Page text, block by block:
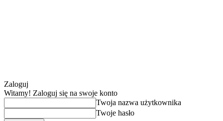
Zaloguj
Witamy! Zaloguj się na swoje konto
Twoja nazwa użytkownika
Twoje hasło